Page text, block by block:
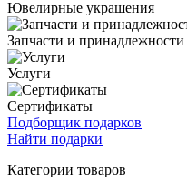
Ювелирные украшения
Запчасти и принадлежности
Услуги
Сертификаты
Подборщик подарков
Найти подарки
Категории товаров